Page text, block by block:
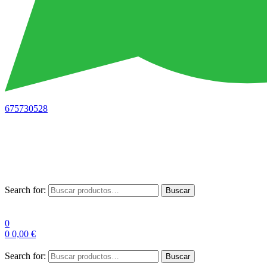
675730528
Search for: Buscar
0
0 0,00 €
Search for: Buscar